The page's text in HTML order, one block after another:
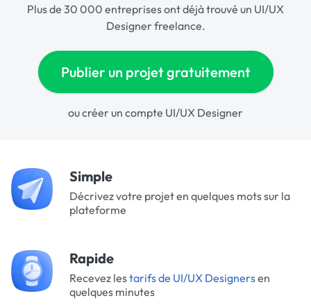
Plus de 30 000 entreprises ont déjà trouvé un UI/UX
Designer freelance.
Publier un projet gratuitement
oucréer un compte UI/UX Designer
Simple
Décrivez votre projet en quelques mots sur la
plateforme
Rapide
Recevez lestarifs de UI/UX Designersen
quelques minutes